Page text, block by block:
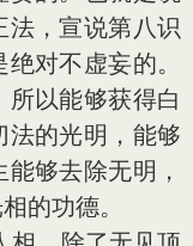
法，宣说第八识
对不虚妄的。
以能够获得白
法的光明，能够
够去除无明，
的功德。